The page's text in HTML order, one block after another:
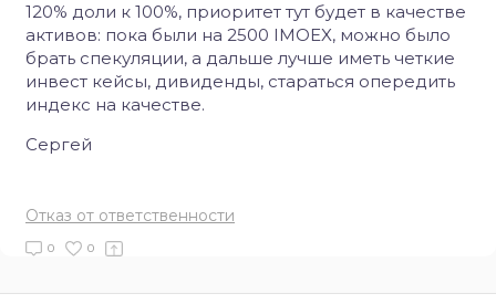
120% доли к 100%, приоритет тут будет в качестве
активов: пока были на 2500 IMOEX, можно было
брать спекуляции, а дальше лучше иметь четкие
инвест кейсы, дивиденды, стараться опередить
индекс на качестве.
Сергей
Отказ от ответственности
0 0